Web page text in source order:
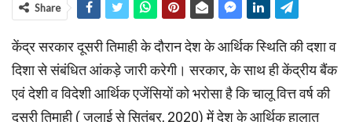
Share
केंद्र सरकार दूसरी तिमाही के दौरान देश के आर्थिक स्थिति की दशा व
दिशा से संबंधित आंकड़े जारी करेगी। सरकार, के साथ ही केंद्रीय बैंक
एवं देशी व विदेशी आर्थिक एजेंसियों को भरोसा है कि चालू वित्त वर्ष की
दूसरी तिमाही ( जुलाई से सितंबर, 2020) में देश के आर्थिक हालात